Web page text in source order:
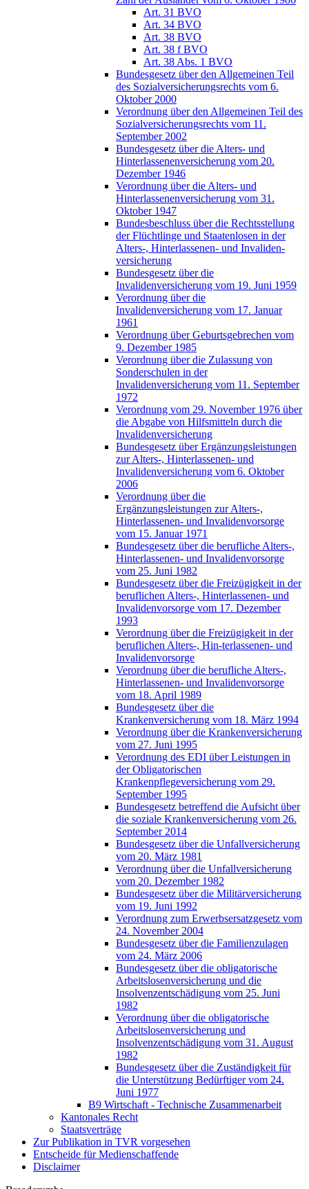
Art. 31 BVO
Art. 34 BVO
Art. 38 BVO
Art. 38 f BVO
Art. 38 Abs. 1 BVO
Bundesgesetz über den Allgemeinen Teil
des Sozialversicherungsrechts vom 6.
Oktober 2000
Verordnung über den Allgemeinen Teil des
Sozialversicherungsrechts vom 11.
September 2002
Bundesgesetz über die Alters- und
Hinterlassenenversicherung vom 20.
Dezember 1946
Verordnung über die Alters- und
Hinterlassenenversicherung vom 31.
Oktober 1947
Bundesbeschluss über die Rechtsstellung
der Flüchtlinge und Staatenlosen in der
Alters-, Hinterlassenen- und Invaliden-
versicherung
Bundesgesetz über die
Invalidenversicherung vom 19. Juni 1959
Verordnung über die
Invalidenversicherung vom 17. Januar
1961
Verordnung über Geburtsgebrechen vom
9. Dezember 1985
Verordnung über die Zulassung von
Sonderschulen in der
Invalidenversicherung vom 11. September
1972
Verordnung vom 29. November 1976 über
die Abgabe von Hilfsmitteln durch die
Invalidenversicherung
Bundesgesetz über Ergänzungsleistungen
zur Alters-, Hinterlassenen- und
Invalidenversicherung vom 6. Oktober
2006
Verordnung über die
Ergänzungsleistungen zur Alters-,
Hinterlassenen- und Invalidenvorsorge
vom 15. Januar 1971
Bundesgesetz über die berufliche Alters-,
Hinterlassenen- und Invalidenvorsorge
vom 25. Juni 1982
Bundesgesetz über die Freizügigkeit in der
beruflichen Alters-, Hinterlassenen- und
Invalidenvorsorge vom 17. Dezember
1993
Verordnung über die Freizügigkeit in der
beruflichen Alters-, Hin-terlassenen- und
Invalidenvorsorge
Verordnung über die berufliche Alters-,
Hinterlassenen- und Invalidenvorsorge
vom 18. April 1989
Bundesgesetz über die
Krankenversicherung vom 18. März 1994
Verordnung über die Krankenversicherung
vom 27. Juni 1995
Verordnung des EDI über Leistungen in
der Obligatorischen
Krankenpflegeversicherung vom 29.
September 1995
Bundesgesetz betreffend die Aufsicht über
die soziale Krankenversicherung vom 26.
September 2014
Bundesgesetz über die Unfallversicherung
vom 20. März 1981
Verordnung über die Unfallversicherung
vom 20. Dezember 1982
Bundesgesetz über die Militärversicherung
vom 19. Juni 1992
Verordnung zum Erwerbsersatzgesetz vom
24. November 2004
Bundesgesetz über die Familienzulagen
vom 24. März 2006
Bundesgesetz über die obligatorische
Arbeitslosenversicherung und die
Insolvenzentschädigung vom 25. Juni
1982
Verordnung über die obligatorische
Arbeitslosenversicherung und
Insolvenzentschädigung vom 31. August
1982
Bundesgesetz über die Zuständigkeit für
die Unterstützung Bedürftiger vom 24.
Juni 1977
B9 Wirtschaft - Technische Zusammenarbeit
Kantonales Recht
Staatsverträge
Zur Publikation in TVR vorgesehen
Entscheide für Medienschaffende
Disclaimer